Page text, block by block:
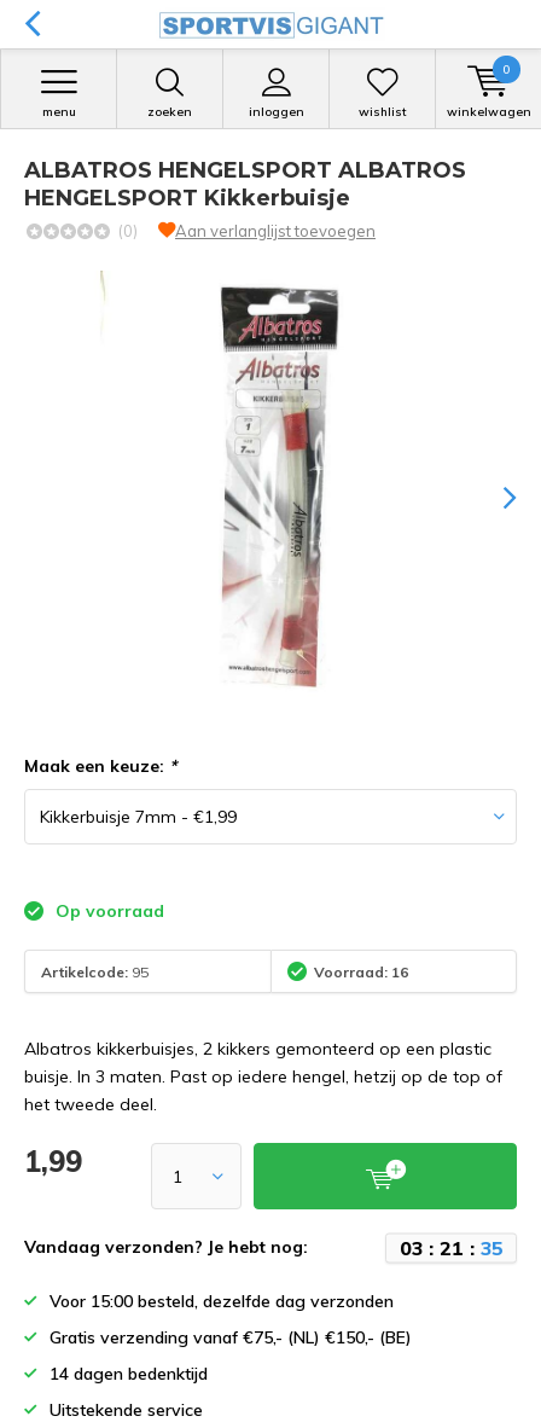
zoeken inloggen
menu wishlist winkelwagen
0
ALBATROS HENGELSPORT ALBATROS
HENGELSPORT Kikkerbuisje
(0) Aan verlanglijst toevoegen
Maak een keuze: *
Op voorraad
Artikelcode: 95 Voorraad: 16
Albatros kikkerbuisjes, 2 kikkers gemonteerd op een plastic
buisje. In 3 maten. Past op iedere hengel, hetzij op de top of
het tweede deel.
1,99
Vandaag verzonden? Je hebt nog: 03: 21 : 35
Voor 15:00 besteld, dezelfde dag verzonden
Gratis verzending vanaf €75,- (NL) €150,- (BE)
14 dagen bedenktijd
Uitstekende service